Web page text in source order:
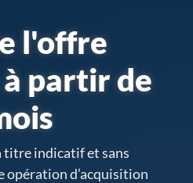
l'offre
partir de
titre indicatif et sans
opération d’acquisition